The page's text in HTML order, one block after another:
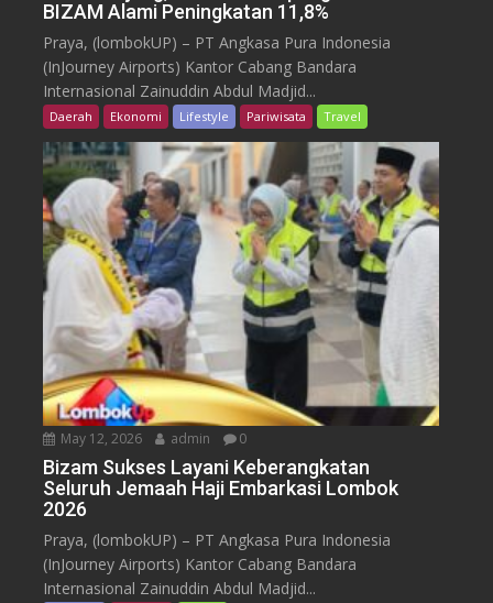
BIZAM Alami Peningkatan 11,8%
Praya, (lombokUP) – PT Angkasa Pura Indonesia
(InJourney Airports) Kantor Cabang Bandara
Internasional Zainuddin Abdul Madjid...
Daerah Ekonomi Lifestyle Pariwisata Travel
May 12, 2026 admin 0
Bizam Sukses Layani Keberangkatan
Seluruh Jemaah Haji Embarkasi Lombok
2026
Praya, (lombokUP) – PT Angkasa Pura Indonesia
(InJourney Airports) Kantor Cabang Bandara
Internasional Zainuddin Abdul Madjid...